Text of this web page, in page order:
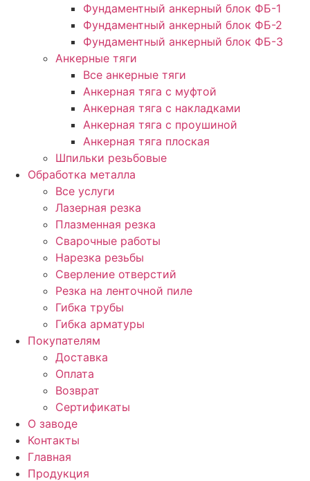
Фундаментный анкерный блок ФБ-1
Фундаментный анкерный блок ФБ-2
Фундаментный анкерный блок ФБ-3
Анкерные тяги
Все анкерные тяги
Анкерная тяга с муфтой
Анкерная тяга с накладками
Анкерная тяга с проушиной
Анкерная тяга плоская
Шпильки резьбовые
Обработка металла
Все услуги
Лазерная резка
Плазменная резка
Сварочные работы
Нарезка резьбы
Сверление отверстий
Резка на ленточной пиле
Гибка трубы
Гибка арматуры
Покупателям
Доставка
Оплата
Возврат
Сертификаты
О заводе
Контакты
Главная
Продукция